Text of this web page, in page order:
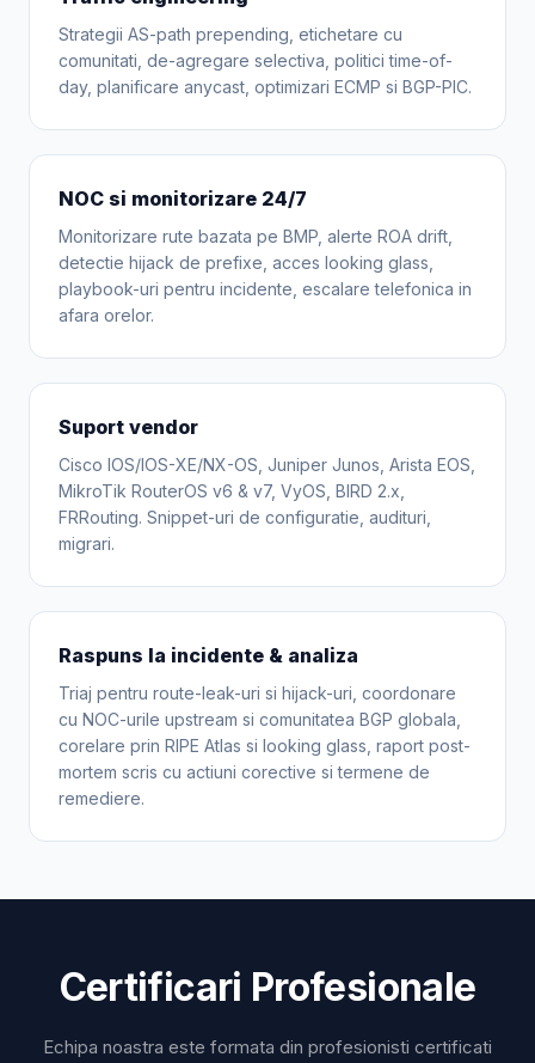
Strategii AS-path prepending, etichetare cu
comunitati, de-agregare selectiva, politici time-of-
day, planificare anycast, optimizari ECMP si BGP-PIC.
NOC si monitorizare 24/7
Monitorizare rute bazata pe BMP, alerte ROA drift,
detectie hijack de prefixe, acces looking glass,
playbook-uri pentru incidente, escalare telefonica in
afara orelor.
Suport vendor
Cisco IOS/IOS-XE/NX-OS, Juniper Junos, Arista EOS,
MikroTik RouterOS v6 & v7, VyOS, BIRD 2.x,
FRRouting. Snippet-uri de configuratie, audituri,
migrari.
Raspuns la incidente & analiza
Triaj pentru route-leak-uri si hijack-uri, coordonare
cu NOC-urile upstream si comunitatea BGP globala,
corelare prin RIPE Atlas si looking glass, raport post-
mortem scris cu actiuni corective si termene de
remediere.
Certificari Profesionale
Echipa noastra este formata din profesionisti certificati